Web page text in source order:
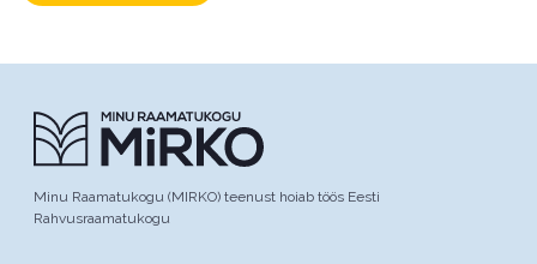
Minu Raamatukogu (MIRKO) teenust hoiab töös Eesti
Rahvusraamatukogu